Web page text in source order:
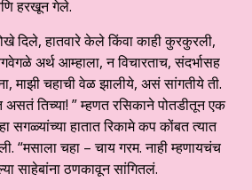
हरखून गेले.
दिले, हातवारे केले किंवा काही कुरकुरली,
अर्थ आम्हाला, न विचारताच, संदर्भासह
माझी चहाची वेळ झालीये, असं सांगतीये ती.
असतं तिच्या! ” म्हणत रसिकाने पोतडीतून एक
सगळ्यांच्या हातात रिकामे कप कोंबत त्यात
“मसाला चहा – चाय गरम. नाही म्हणायचंच
साहेबांना ठणकावून सांगितलं.